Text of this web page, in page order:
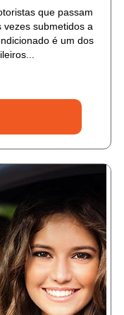
que passam
submetidos a
é um dos